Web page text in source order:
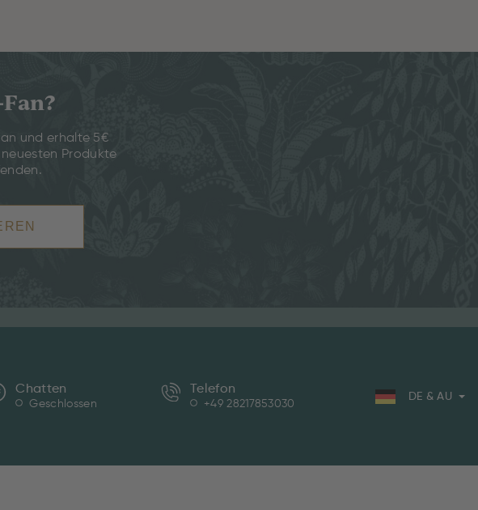
und erhalte 5€
Produkte
Chatten
Geschlossen
Telefon
+49 28217853030
DE & AU